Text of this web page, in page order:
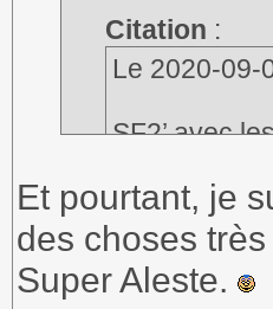
Citation :
Le 2020-09-
SF2’ avec
Et comme
Typeque
limite de
Et pourtant, je
des choses
Super Aleste.